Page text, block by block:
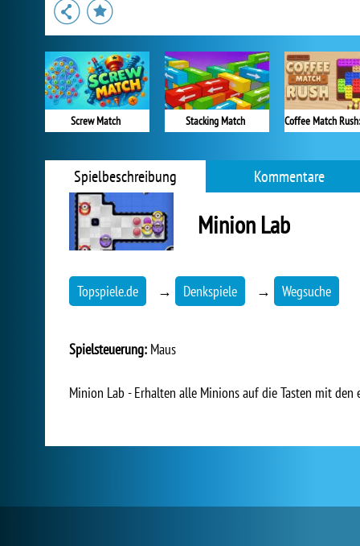
Screw Match Stacking Match
Spielbeschreibung Kommentare
Minion Lab
Topspiele.de → Denkspiele → Wegsuche
Spielsteuerung: Maus
Minion Lab - Erhalten alle Minions auf die Tasten mit den